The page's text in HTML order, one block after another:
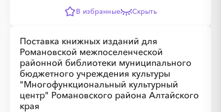
В избранные Скрыть
Поставка книжных изданий для
Романовской межпоселенческой
районной библиотеки муниципального
бюджетного учреждения культуры
"Многофункциональный культурный
центр" Романовского района Алтайского
края